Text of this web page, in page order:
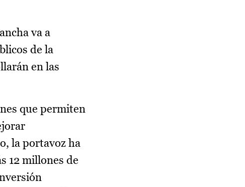
va a
de la
en las
que permiten
la portavoz ha
12 millones de